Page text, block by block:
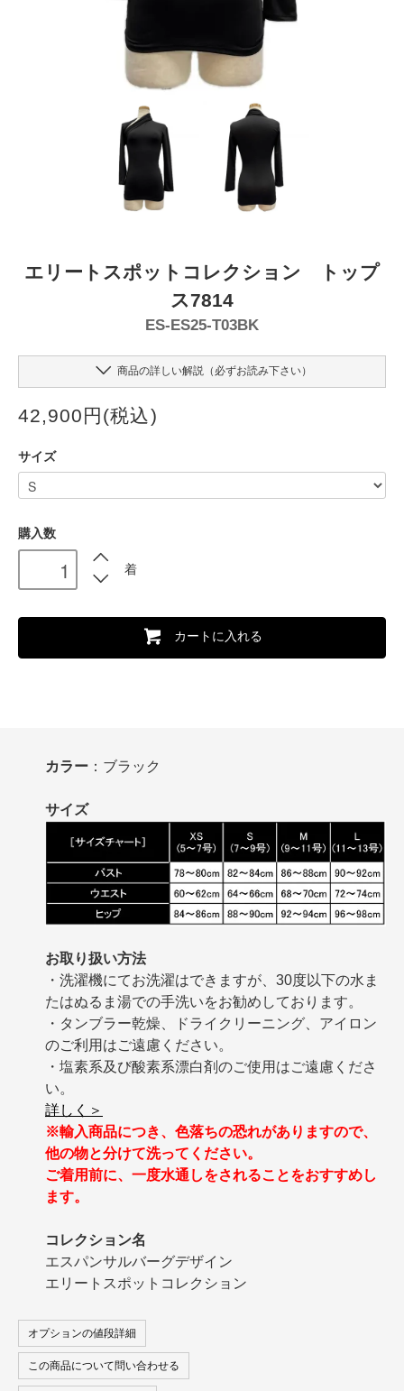
エリートスポットコレクション トップ
ス7814
ES-ES25-T03BK
商品の詳しい解説（必ずお読み下さい）
42,900円(税込)
サイズ
購入数
着
カートに入れる
カラー ：ブラック
サイズ
お取り扱い方法
・洗濯機にてお洗濯はできますが、30度以下の水ま
たはぬるま湯での手洗いをお勧めしております。
・タンブラー乾燥、ドライクリーニング、アイロン
のご利用はご遠慮ください。
・塩素系及び酸素系漂白剤のご使用はご遠慮くださ
い。
詳しく＞
※輸入商品につき、色落ちの恐れがありますので、
他の物と分けて洗ってください。
ご着用前に、一度水通しをされることをおすすめし
ます。
コレクション名
エスパンサルバーグデザイン
エリートスポットコレクション
オプションの値段詳細
この商品について問い合わせる